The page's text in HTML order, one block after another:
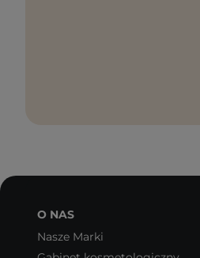
O NAS
Nasze Marki